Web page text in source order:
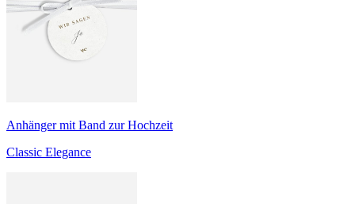
Anhänger mit Band zur Hochzeit
Classic Elegance